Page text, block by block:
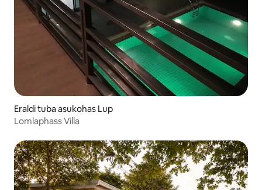
Eraldi tuba asukohas Lup
Lomlaphass Villa